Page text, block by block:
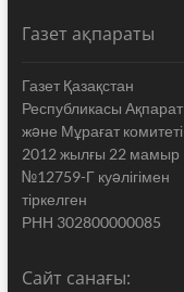
Газет ақпараты
Газет Қазақстан
Республикасы Ақпарат
жəне Мұрағат комитеті
2012 жылғы 22 мамыр
№12759-Г куəлігімен
тіркелген
РНН 302800000085
Сайт санағы: